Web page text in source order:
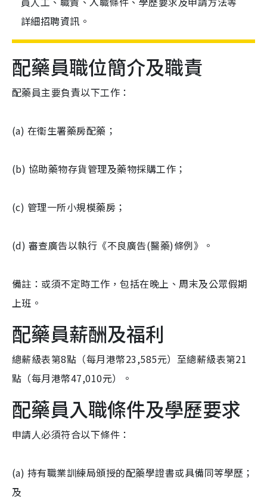
詳細招聘資訊。
配藥員職位簡介及職責
配藥員主要負責以下工作：
(a) 在衞生署藥房配藥；
(b) 協助藥物存貨管理及藥物採購工作；
(c) 管理一所小規模藥房；
(d) 審查廣告以執行《不良廣告(醫藥)條例》。
備註：或須不定時工作，包括在晚上、周末及公眾假期
上班。
配藥員薪酬及福利
總薪級表第8點（每月港幣23,585元）至總薪級表第21
點（每月港幣47,010元）。
配藥員入職條件及學歷要求
申請人必須符合以下條件：
(a) 持有職業訓練局頒授的配藥學證書或具備同等學歷；
及